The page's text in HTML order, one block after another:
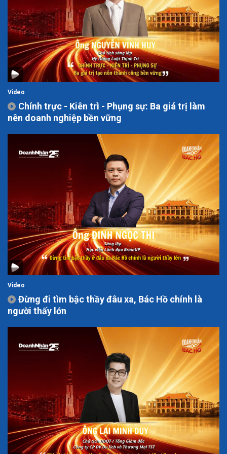
Video
Chính trực - Kiên trì - Phụng sự: Ba giá trị làm
nên doanh nghiệp bền vững
Video
Đừng đi tìm bậc thầy đâu xa, Bác Hồ chính là
người thấy lớn